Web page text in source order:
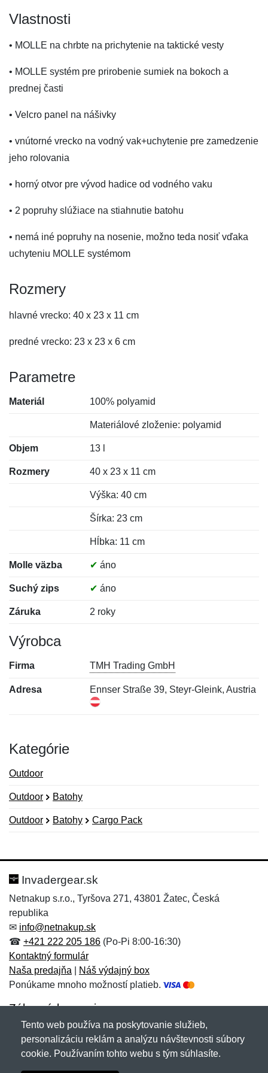
Vlastnosti
• MOLLE na chrbte na prichytenie na taktické vesty
• MOLLE systém pre prirobenie sumiek na bokoch a
prednej časti
• Velcro panel na nášivky
• vnútorné vrecko na vodný vak+uchytenie pre zamedzenie
jeho rolovania
• horný otvor pre vývod hadice od vodného vaku
• 2 popruhy slúžiace na stiahnutie batohu
• nemá iné popruhy na nosenie, možno teda nosiť vďaka
uchyteniu MOLLE systémom
Rozmery
hlavné vrecko: 40 x 23 x 11 cm
predné vrecko: 23 x 23 x 6 cm
Parametre
Materiál 100% polyamid
Materiálové zloženie: polyamid
Objem 13 l
Rozmery 40 x 23 x 11 cm
Výška: 40 cm
Šírka: 23 cm
Hĺbka: 11 cm
Molle väzba ✔ áno
Suchý zips ✔ áno
Záruka 2 roky
Výrobca
Firma TMH Trading GmbH
Adresa Ennser Straße 39, Steyr-Gleink, Austria
Kategórie
Outdoor
Outdoor Batohy
Outdoor Batohy Cargo Pack
Hodnotenie:
Meno:*
E-mail:
Správa*
Meno:
E-mail:*
Správa*
Invadergear.sk
Netnakup s.r.o., Tyršova 271, 43801 Žatec, Česká
republika
✉ info@netnakup.sk
☎ +421 222 205 186 (Po-Pi 8:00-16:30)
Kontaktný formulár
Naša predajňa
Náš výdajný box
Ponúkame mnoho možností platieb.
Zákaznícky servis
Novinky emailom
Tento web používa na poskytovanie služieb,
personalizáciu reklám a analýzu návštevnosti súbory
cookie. Používaním tohto webu s tým súhlasíte.